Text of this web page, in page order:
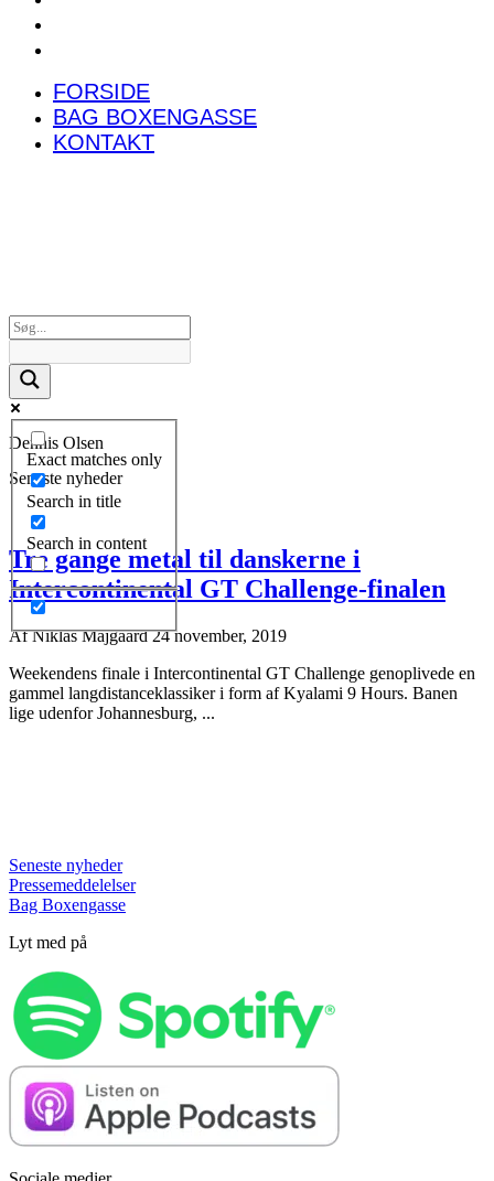
FORSIDE
BAG BOXENGASSE
KONTAKT
Exact matches only
Search in title
Search in content
Dennis Olsen
Seneste nyheder
Tre gange metal til danskerne i
Intercontinental GT Challenge-finalen
AfNiklas Majgaard24 november, 2019
Weekendens finale i Intercontinental GT Challenge genoplivede en
gammel langdistanceklassiker i form af Kyalami 9 Hours. Banen
lige udenfor Johannesburg, ...
Seneste nyheder
Pressemeddelelser
Bag Boxengasse
Lyt med på